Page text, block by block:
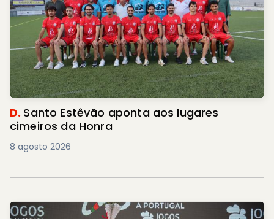
D. Santo Estêvão aponta aos lugares
cimeiros da Honra
8 agosto 2026